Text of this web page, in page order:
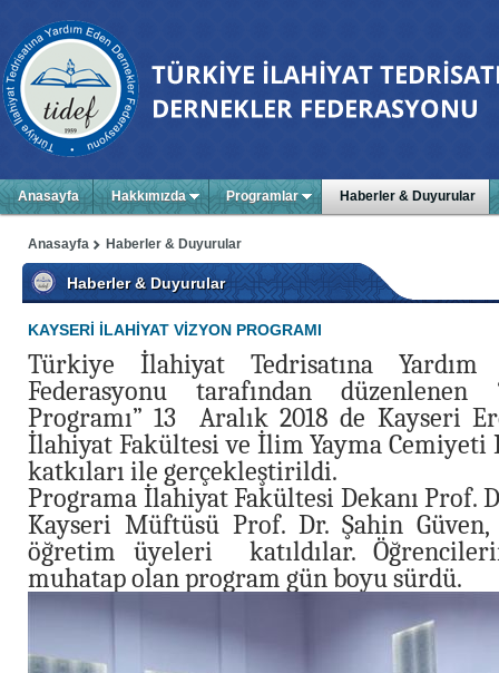
Anasayfa Hakkımızda Programlar Haberler & Duyurular
Haberler & Duyurular
Anasayfa
Haberler & Duyurular
KAYSERİ İLAHİYAT VİZYON PROGRAMI
Türkiye İlahiyat Tedrisatına
Federasyonu tarafından
Programı” 13 Aralık 2018 de Kayseri
İlahiyat Fakültesi ve İlim Yayma Cemiyeti
katkıları ile gerçekleştirildi.
Programa İlahiyat Fakültesi Dekanı Prof.
Kayseri Müftüsü Prof. Dr. Şahin
öğretim üyeleri katıldılar.
muhatap olan program gün boyu sürdü.